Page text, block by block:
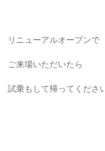
リニューアルオープンで
ご来場いただいたら
試乗もして帰ってくださ